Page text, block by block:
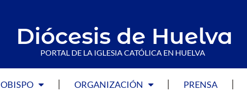
Diócesis de Huelva
PORTAL DE LA IGLESIA CATÓLICA EN HUELVA
OBISPO ORGANIZACIÓN PRENSA